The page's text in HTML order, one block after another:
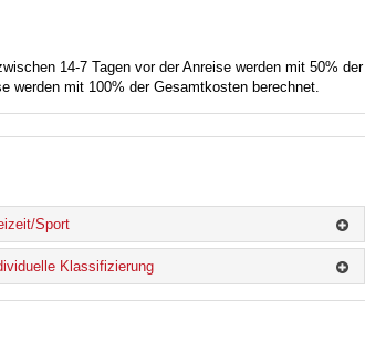
14-7 Tagen vor der Anreise werden mit 50% der
werden mit 100% der Gesamtkosten berechnet.
Sport
Klassifizierung